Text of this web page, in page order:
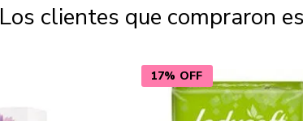
Los clientes que compraron
17% OFF